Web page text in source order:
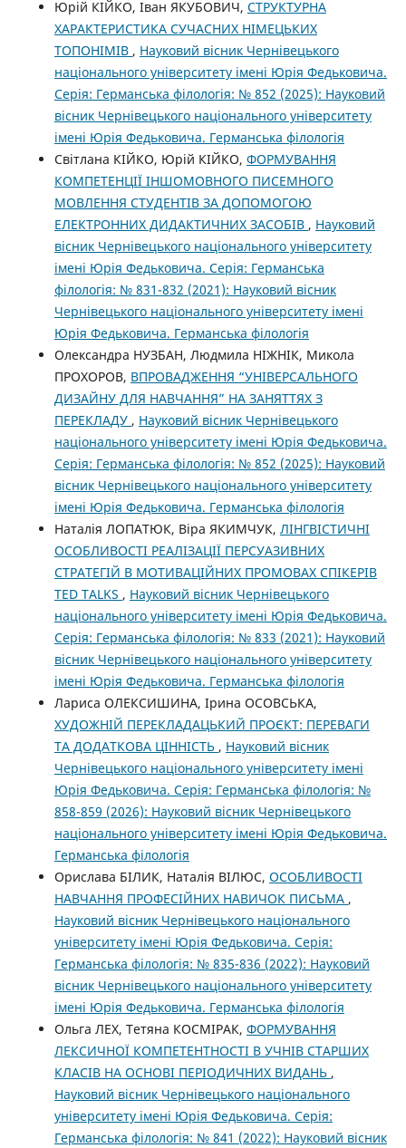
Юрій КІЙКО, Іван ЯКУБОВИЧ, CТРУКТУРНА
ХАРАКТЕРИСТИКА СУЧАСНИХ НІМЕЦЬКИХ
ТОПОНІМІВ , Науковий вісник Чернівецького
національного університету імені Юрія Федьковича.
Серія: Германська філологія: № 852 (2025): Науковий
вісник Чернівецького національного університету
імені Юрія Федьковича. Германська філологія
Cвітлана КІЙКО, Юрій КІЙКО, ФОРМУВАННЯ
КОМПЕТЕНЦІЇ ІНШОМОВНОГО ПИСЕМНОГО
МОВЛЕННЯ СТУДЕНТІВ ЗА ДОПОМОГОЮ
ЕЛЕКТРОННИХ ДИДАКТИЧНИХ ЗАСОБІВ , Науковий
вісник Чернівецького національного університету
імені Юрія Федьковича. Серія: Германська
філологія: № 831-832 (2021): Науковий вісник
Чернівецького національного університету імені
Юрія Федьковича. Германська філологія
Олександра НУЗБАН, Людмила НІЖНІК, Микола
ПРОХОРОВ, ВПРОВАДЖЕННЯ “УНІВЕРСАЛЬНОГО
ДИЗАЙНУ ДЛЯ НАВЧАННЯ” НА ЗАНЯТТЯХ З
ПЕРЕКЛАДУ , Науковий вісник Чернівецького
національного університету імені Юрія Федьковича.
Серія: Германська філологія: № 852 (2025): Науковий
вісник Чернівецького національного університету
імені Юрія Федьковича. Германська філологія
Наталія ЛОПАТЮК, Віра ЯКИМЧУК, ЛІНГВІСТИЧНІ
ОСОБЛИВОСТІ РЕАЛІЗАЦІЇ ПЕРСУАЗИВНИХ
СТРАТЕГІЙ В МОТИВАЦІЙНИХ ПРОМОВАХ СПІКЕРІВ
TED TALKS , Науковий вісник Чернівецького
національного університету імені Юрія Федьковича.
Серія: Германська філологія: № 833 (2021): Науковий
вісник Чернівецького національного університету
імені Юрія Федьковича. Германська філологія
Лариса ОЛЕКСИШИНА, Ірина ОСОВСЬКА,
ХУДОЖНІЙ ПЕРЕКЛАДАЦЬКИЙ ПРОЄКТ: ПЕРЕВАГИ
ТА ДОДАТКОВА ЦІННІСТЬ , Науковий вісник
Чернівецького національного університету імені
Юрія Федьковича. Серія: Германська філологія: №
858-859 (2026): Науковий вісник Чернівецького
національного університету імені Юрія Федьковича.
Германська філологія
Орислава БІЛИК, Наталія ВІЛЮС, ОСОБЛИВОСТІ
НАВЧАННЯ ПРОФЕСІЙНИХ НАВИЧОК ПИСЬМА ,
Науковий вісник Чернівецького національного
університету імені Юрія Федьковича. Серія:
Германська філологія: № 835-836 (2022): Науковий
вісник Чернівецького національного університету
імені Юрія Федьковича. Германська філологія
Ольга ЛЕХ, Тетяна КОСМІРАК, ФОРМУВАННЯ
ЛЕКСИЧНОЇ КОМПЕТЕНТНОСТІ В УЧНІВ СТАРШИХ
КЛАСІВ НА ОСНОВІ ПЕРІОДИЧНИХ ВИДАНЬ ,
Науковий вісник Чернівецького національного
університету імені Юрія Федьковича. Серія:
Германська філологія: № 841 (2022): Науковий вісник